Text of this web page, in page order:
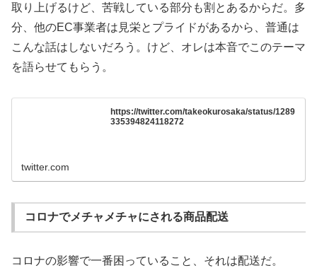
取り上げるけど、苦戦している部分も割とあるからだ。多
分、他のEC事業者は見栄とプライドがあるから、普通は
こんな話はしないだろう。けど、オレは本音でこのテーマ
を語らせてもらう。
https://twitter.com/takeokurosaka/status/1289
335394824118272
twitter.com
コロナでメチャメチャにされる商品配送
コロナの影響で一番困っていること、それは配送だ。